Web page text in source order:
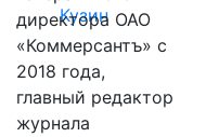
Кузин
директора ОАО
«Коммерсантъ» с
2018 года,
главный редактор
журнала